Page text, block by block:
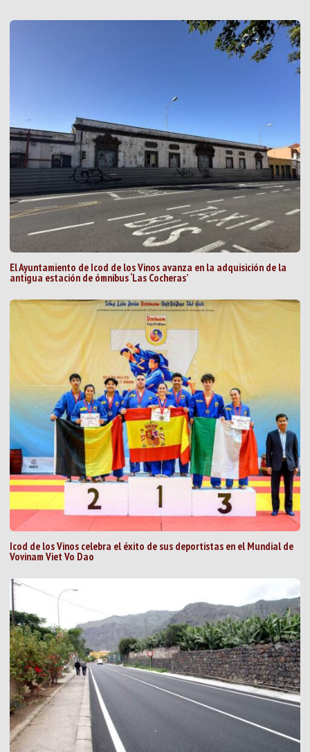
El Ayuntamiento de Icod de los Vinos avanza en la adquisición de la
antigua estación de ómnibus ‘Las Cocheras’
Icod de los Vinos celebra el éxito de sus deportistas en el Mundial de
Vovinam Viet Vo Dao